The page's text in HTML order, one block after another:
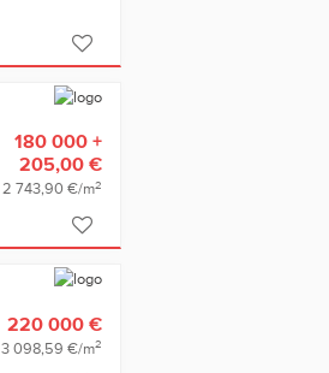
180 000 +
205,00 €
2 743,90 €/m2
220 000 €
3 098,59 €/m2